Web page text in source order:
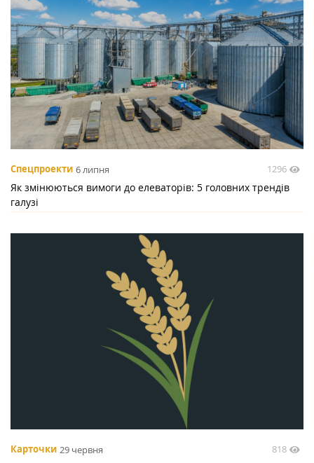
Спецпроекти 6 липня 1296
Як змінюються вимоги до елеваторів: 5 головних трендів
галузі
Карточки 29 червня 818